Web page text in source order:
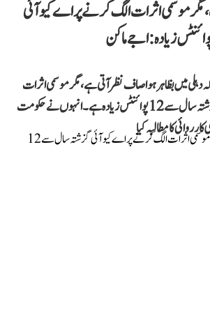
مگر موسمی اثرات الگ کرنے پر اے کیو آئی
میں بظاہر ہوا صاف نظر آتی ہے، مگر موسمی اثرات
الگ کرنے پر اے کیو آئی گزشتہ سال سے 12 پوائنٹس زیادہ ہے۔ انہوں نے حکومت
کا مطالبہ کیا